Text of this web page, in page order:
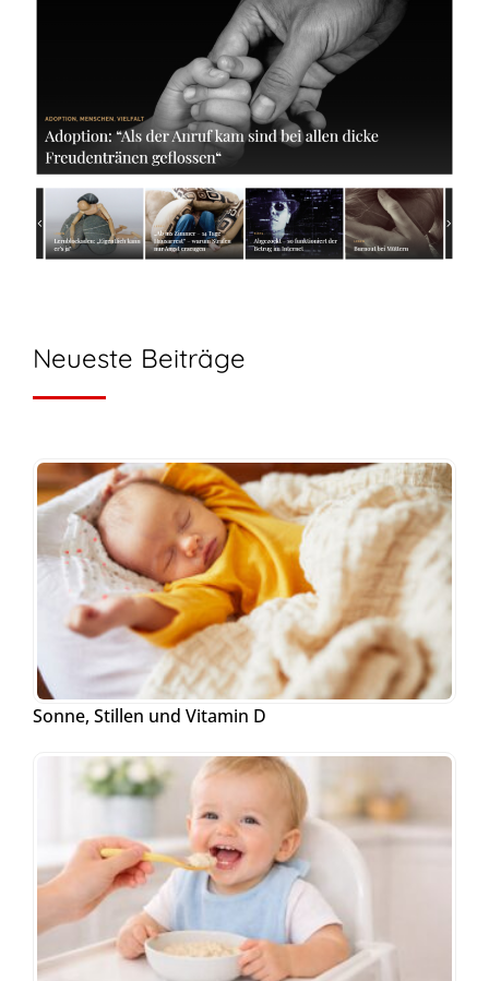
Neueste Beiträge
Sonne, Stillen und Vitamin D